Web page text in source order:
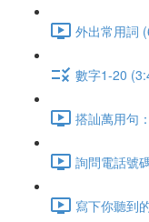
外出常用詞
數字1-20
搭訕萬用句
詢問電話號
寫下你聽到